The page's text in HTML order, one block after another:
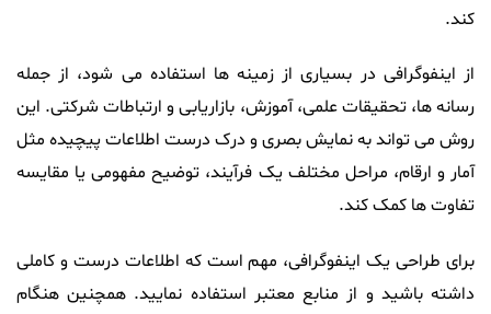
کند.
از اینفوگرافی در بسیاری از زمینه ها استفاده می شود، از جمله
رسانه ها، تحقیقات علمی، آموزش، بازاریابی و ارتباطات شرکتی. این
روش می تواند به نمایش بصری و درک درست اطلاعات پیچیده مثل
آمار و ارقام، مراحل مختلف یک فرآیند، توضیح مفهومی یا مقایسه
تفاوت ها کمک کند.
برای طراحی یک اینفوگرافی، مهم است که اطلاعات درست و کاملی
داشته باشید و از منابع معتبر استفاده نمایید. همچنین هنگام